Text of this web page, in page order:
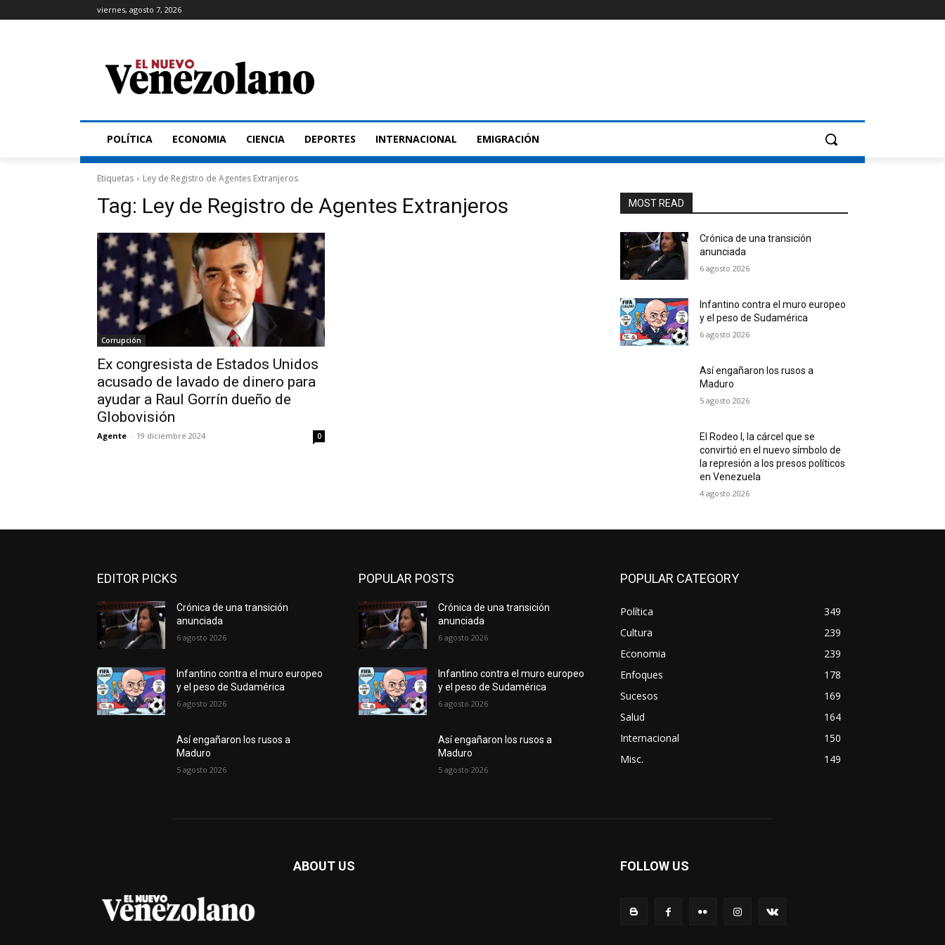
viernes, agosto 7, 2026
POLÍTICA ECONOMIA CIENCIA DEPORTES INTERNACIONAL EMIGRACIÓN
Etiquetas Ley de Registro de Agentes Extranjeros
Tag: Ley de Registro de Agentes Extranjeros
Corrupción
Ex congresista de Estados Unidos
acusado de lavado de dinero para
ayudar a Raul Gorrín dueño de
Globovisión
Agente - 19 diciembre 2024 0
MOST READ
Crónica de una transición
anunciada
6 agosto 2026
Infantino contra el muro europeo
y el peso de Sudamérica
6 agosto 2026
Así engañaron los rusos a
Maduro
5 agosto 2026
El Rodeo I, la cárcel que se
convirtió en el nuevo símbolo de
la represión a los presos políticos
en Venezuela
4 agosto 2026
EDITOR PICKS
Crónica de una transición
anunciada
6 agosto 2026
Infantino contra el muro europeo
y el peso de Sudamérica
6 agosto 2026
Así engañaron los rusos a
Maduro
5 agosto 2026
POPULAR POSTS
Crónica de una transición
anunciada
6 agosto 2026
Infantino contra el muro europeo
y el peso de Sudamérica
6 agosto 2026
Así engañaron los rusos a
Maduro
5 agosto 2026
POPULAR CATEGORY
Política
349
Cultura
239
Economia
239
Enfoques
178
Sucesos
169
Salud
164
Internacional
150
Misc.
149
ABOUT US FOLLOW US